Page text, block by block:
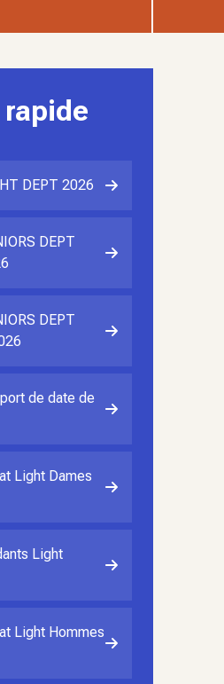
DEPT 2026
DEPT
DEPT
de date de
Light Dames
Light
Light Hommes